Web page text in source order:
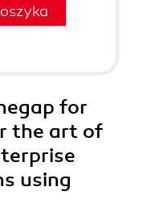
for
the art of
using